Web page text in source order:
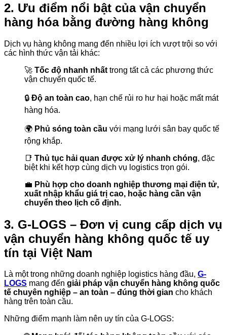
2. Ưu điểm nổi bật của vận chuyển
hàng hóa bằng đường hàng không
Dịch vụ hàng không mang đến nhiều lợi ích vượt trội so với
các hình thức vận tải khác:
🚀 Tốc độ nhanh nhất trong tất cả các phương thức
vận chuyển quốc tế.
🔒 Độ an toàn cao, hạn chế rủi ro hư hại hoặc mất mát
hàng hóa.
🌍 Phủ sóng toàn cầu với mạng lưới sân bay quốc tế
rộng khắp.
📑 Thủ tục hải quan được xử lý nhanh chóng, đặc
biệt khi kết hợp cùng dịch vụ logistics trọn gói.
💼 Phù hợp cho doanh nghiệp thương mại điện tử,
xuất nhập khẩu giá trị cao, hoặc hàng cần vận
chuyển theo lịch cố định.
3. G-LOGS – Đơn vị cung cấp dịch vụ
vận chuyển hàng không quốc tế uy
tín tại Việt Nam
Là một trong những doanh nghiệp logistics hàng đầu, G-
LOGS mang đến giải pháp vận chuyển hàng không quốc
tế chuyên nghiệp – an toàn – đúng thời gian cho khách
hàng trên toàn cầu.
Những điểm mạnh làm nên uy tín của G-LOGS: